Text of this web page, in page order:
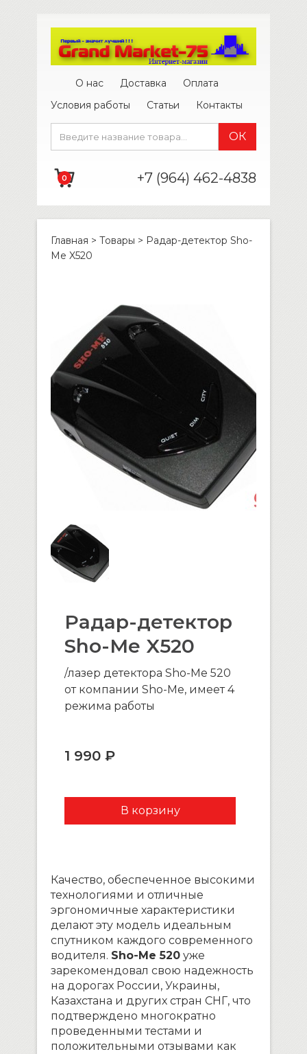
О нас Доставка
Оплата
Условия работы
Статьи Контакты
0 +7 (964) 462-4838
Главная > Товары > Радар-детектор Sho-
Me X520
Радар-детектор
Sho-Me X520
/лазер детектора Sho-Me 520
от компании Sho-Me, имеет 4
режима работы
1 990 ₽
Качество, обеспеченное высокими
технологиями и отличные
эргономичные характеристики
делают эту модель идеальным
спутником каждого современного
водителя. Sho-Me 520 уже
зарекомендовал свою надежность
на дорогах России, Украины,
Казахстана и других стран СНГ, что
подтверждено многократно
проведенными тестами и
положительными отзывами как